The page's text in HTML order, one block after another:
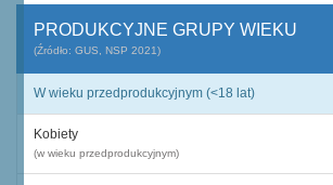
PRODUKCYJNE GRUPY WIEKU
(Źródło: GUS, NSP 2021)
W wieku przedprodukcyjnym (<18 lat)
Kobiety
(w wieku przedprodukcyjnym)